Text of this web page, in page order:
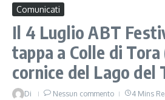
Comunicati
Il 4 Luglio ABT
tappa a Colle di Tora
cornice del Lago del
Di Nessun commento 4 Mins